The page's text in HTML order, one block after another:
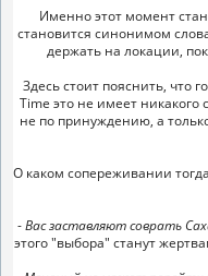
Именно этот момент
становится синонимом
держать на локации,
Здесь стоит пояснить, что
Time это не имеет
не по принуждению, а
О каком сопереживании
-Вас заставляют соврать
этого "выбора" станут